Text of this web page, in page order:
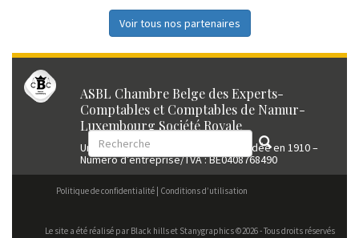
Voir tous nos partenaires
ASBL Chambre Belge des Experts-
Comptables et Comptables de Namur-
Luxembourg Société Royale
Union professionnelle reconnue fondée en 1910 –
Numéro d’entreprise/TVA : BE0408768490
Politique de confidentialité Conditions d’utilisation
Le site a été réalisé par Black hillset Stanygraphics ©2026 - Tous droits réservés